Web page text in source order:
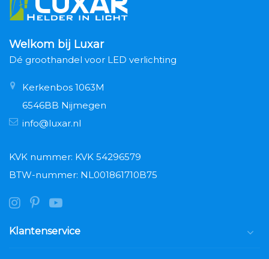
Welkom bij Luxar
Dé groothandel voor LED verlichting
Kerkenbos 1063M
6546BB Nijmegen
info@luxar.nl
KVK nummer: KVK 54296579
BTW-nummer: NL001861710B75
Klantenservice